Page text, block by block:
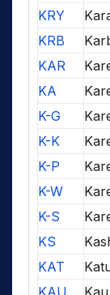
KRY
KRB
KAR
KA
K-G
K-K
K-P
K-W
K-S
KS
KAT